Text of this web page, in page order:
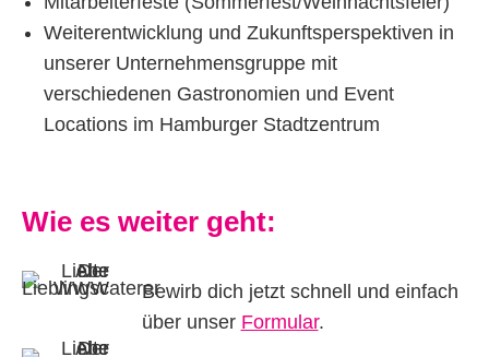
Weiterentwicklung und Zukunftsperspektiven in
unserer Unternehmensgruppe mit
verschiedenen Gastronomien und Event
Locations im Hamburger Stadtzentrum
Wie es weiter geht:
Bewirb dich jetzt schnell und einfach
über unser Formular.